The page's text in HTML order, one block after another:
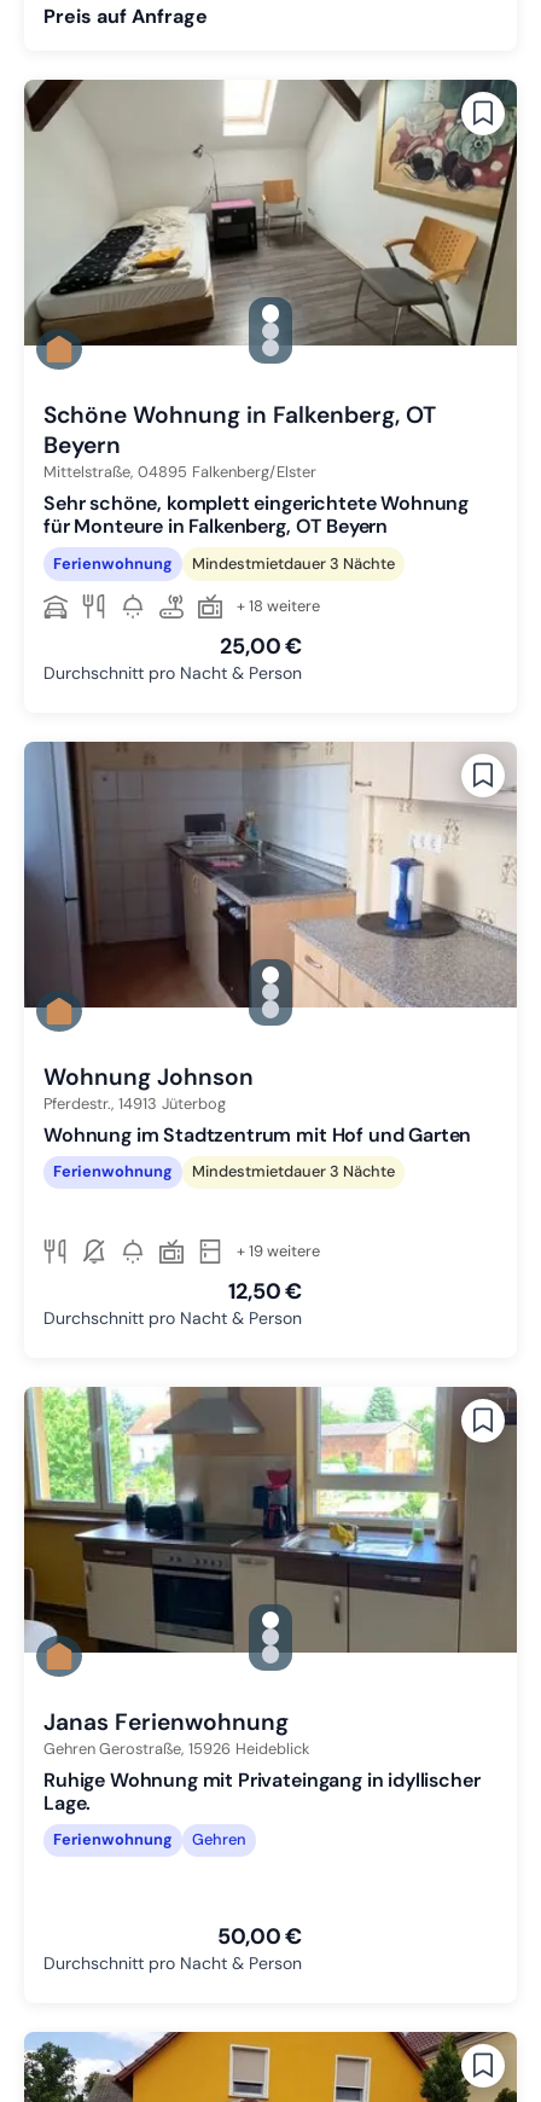
Preis auf Anfrage
gallery.slide_selector
Zu Slide 1 wechseln
Zu Slide 2 wechseln
Zu Slide 3 wechseln
Schöne Wohnung in Falkenberg, OT
Beyern
Mittelstraße, 04895 Falkenberg/Elster
Sehr schöne, komplett eingerichtete Wohnung
für Monteure in Falkenberg, OT Beyern
Ferienwohnung Mindestmietdauer 3 Nächte
+ 18 weitere
25,00 €
Durchschnitt pro Nacht & Person
gallery.slide_selector
Zu Slide 1 wechseln
Zu Slide 2 wechseln
Zu Slide 3 wechseln
Wohnung Johnson
Pferdestr., 14913 Jüterbog
Wohnung im Stadtzentrum mit Hof und Garten
Ferienwohnung Mindestmietdauer 3 Nächte
+ 19 weitere
12,50 €
Durchschnitt pro Nacht & Person
gallery.slide_selector
Zu Slide 1 wechseln
Zu Slide 2 wechseln
Zu Slide 3 wechseln
Janas Ferienwohnung
Gehren Gerostraße, 15926 Heideblick
Ruhige Wohnung mit Privateingang in idyllischer
Lage.
Ferienwohnung Gehren
50,00 €
Durchschnitt pro Nacht & Person